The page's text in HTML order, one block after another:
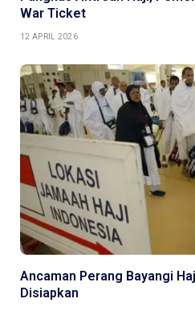
War Ticket
12 APRIL 2026
Ancaman Perang Bayangi
Disiapkan